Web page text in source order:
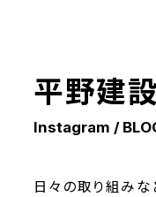
平野建
Instagram /
日々の取り組みな